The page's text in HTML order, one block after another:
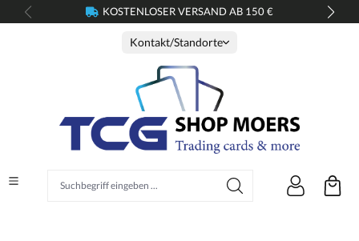
springen KOSTENLOSER VERSAND AB 150 €
Kontakt/Standorte